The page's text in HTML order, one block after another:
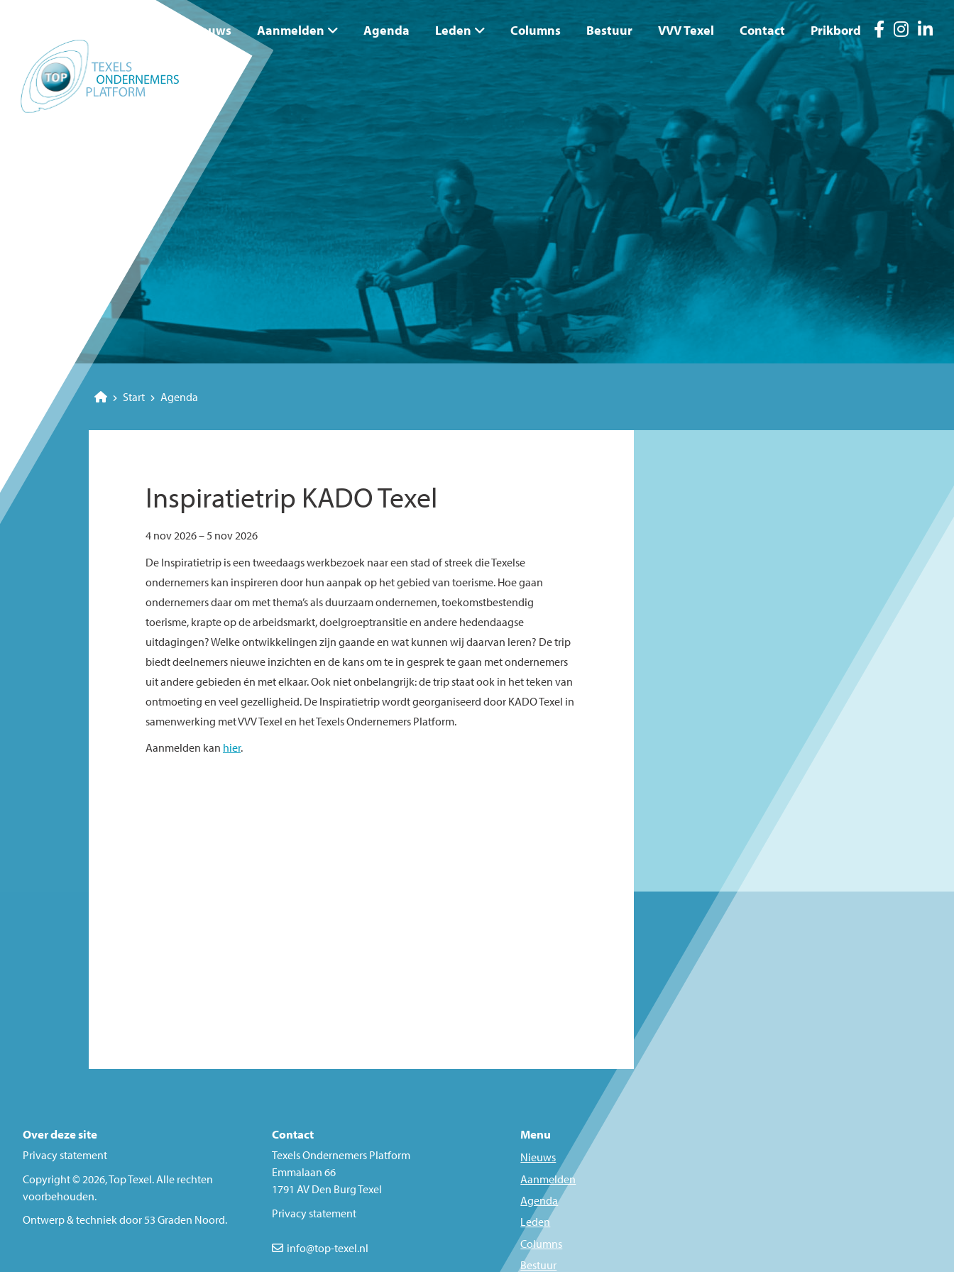
Nieuws Aanmelden Agenda Leden Columns Bestuur VVV Texel Contact Prikbord
Start Agenda
Inspiratietrip KADO Texel
4 nov 2026 – 5 nov 2026
De Inspiratietrip is een tweedaags werkbezoek naar een stad of streek die Texelse
ondernemers kan inspireren door hun aanpak op het gebied van toerisme. Hoe gaan
ondernemers daar om met thema’s als duurzaam ondernemen, toekomstbestendig
toerisme, krapte op de arbeidsmarkt, doelgroeptransitie en andere hedendaagse
uitdagingen? Welke ontwikkelingen zijn gaande en wat kunnen wij daarvan leren? De trip
biedt deelnemers nieuwe inzichten en de kans om te in gesprek te gaan met ondernemers
uit andere gebieden én met elkaar. Ook niet onbelangrijk: de trip staat ook in het teken van
ontmoeting en veel gezelligheid. De Inspiratietrip wordt georganiseerd door KADO Texel in
samenwerking met VVV Texel en het Texels Ondernemers Platform.
Aanmelden kan hier.
Over deze site
Privacy statement
Copyright © 2026,Top Texel. Alle rechten
voorbehouden.
Ontwerp & techniek door53 Graden Noord.
Contact
Texels Ondernemers Platform
Emmalaan 66
1791 AV Den Burg Texel
Privacy statement
info@top-texel.nl
Menu
Nieuws
Aanmelden
Agenda
Leden
Columns
Bestuur